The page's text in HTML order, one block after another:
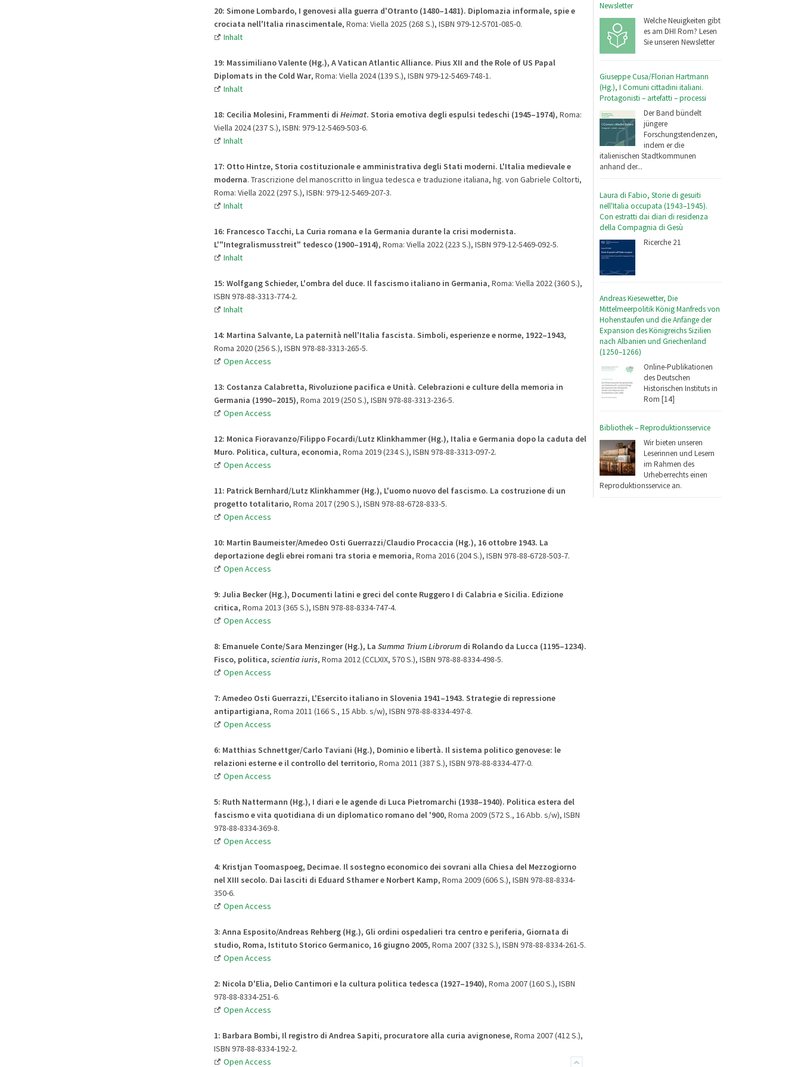
Newsletter
Welche Neuigkeiten gibt
es am DHI Rom? Lesen
Sie unseren Newsletter
Giuseppe Cusa/Florian Hartmann
(Hg.), I Comuni cittadini italiani.
Protagonisti – artefatti – processi
Der Band bündelt
jüngere
Forschungstendenzen,
indem er die
italienischen Stadtkommunen
anhand der...
Laura di Fabio, Storie di gesuiti
nell'Italia occupata (1943–1945).
Con estratti dai diari di residenza
della Compagnia di Gesù
Ricerche 21
Andreas Kiesewetter, Die
Mittelmeerpolitik König Manfreds von
Hohenstaufen und die Anfänge der
Expansion des Königreichs Sizilien
nach Albanien und Griechenland
(1250–1266)
Online-Publikationen
des Deutschen
Historischen Instituts in
Rom [14]
Bibliothek – Reproduktionsservice
Wir bieten unseren
Leserinnen und Lesern
im Rahmen des
Urheberrechts einen
Reproduktionsservice an.
20: Simone Lombardo, I genovesi alla guerra d'Otranto (1480–1481). Diplomazia informale, spie e
crociata nell'Italia rinascimentale, Roma: Viella 2025 (268 S.), ISBN 979-12-5701-085-0.
Inhalt
19: Massimiliano Valente (Hg.), A Vatican Atlantic Alliance. Pius XII and the Role of US Papal
Diplomats in the Cold War, Roma: Viella 2024 (139 S.), ISBN 979-12-5469-748-1.
Inhalt
18: Cecilia Molesini, Frammenti di Heimat. Storia emotiva degli espulsi tedeschi (1945–1974), Roma:
Viella 2024 (237 S.), ISBN: 979-12-5469-503-6.
Inhalt
17: Otto Hintze, Storia costituzionale e amministrativa degli Stati moderni. L'Italia medievale e
moderna. Trascrizione del manoscritto in lingua tedesca e traduzione italiana, hg. von Gabriele Coltorti,
Roma: Viella 2022 (297 S.), ISBN: 979-12-5469-207-3.
Inhalt
16: Francesco Tacchi, La Curia romana e la Germania durante la crisi modernista.
L'"Integralismusstreit" tedesco (1900–1914), Roma: Viella 2022 (223 S.), ISBN 979-12-5469-092-5.
Inhalt
15: Wolfgang Schieder, L'ombra del duce. Il fascismo italiano in Germania, Roma: Viella 2022 (360 S.),
ISBN 978-88-3313-774-2.
Inhalt
14: Martina Salvante, La paternità nell'Italia fascista. Simboli, esperienze e norme, 1922–1943,
Roma 2020 (256 S.), ISBN 978-88-3313-265-5.
Open Access
13: Costanza Calabretta, Rivoluzione pacifica e Unità. Celebrazioni e culture della memoria in
Germania (1990–2015), Roma 2019 (250 S.), ISBN 978-88-3313-236-5.
Open Access
12: Monica Fioravanzo/Filippo Focardi/Lutz Klinkhammer (Hg.), Italia e Germania dopo la caduta del
Muro. Politica, cultura, economia, Roma 2019 (234 S.), ISBN 978-88-3313-097-2.
Open Access
11: Patrick Bernhard/Lutz Klinkhammer (Hg.), L'uomo nuovo del fascismo. La costruzione di un
progetto totalitario, Roma 2017 (290 S.), ISBN 978-88-6728-833-5.
Open Access
10: Martin Baumeister/Amedeo Osti Guerrazzi/Claudio Procaccia (Hg.), 16 ottobre 1943. La
deportazione degli ebrei romani tra storia e memoria, Roma 2016 (204 S.), ISBN 978-88-6728-503-7.
Open Access
9: Julia Becker (Hg.), Documenti latini e greci del conte Ruggero I di Calabria e Sicilia. Edizione
critica, Roma 2013 (365 S.), ISBN 978-88-8334-747-4.
Open Access
8: Emanuele Conte/Sara Menzinger (Hg.), La Summa Trium Librorumdi Rolando da Lucca (1195–1234).
Fisco, politica, scientia iuris, Roma 2012 (CCLXIX, 570 S.), ISBN 978-88-8334-498-5.
Open Access
7: Amedeo Osti Guerrazzi, L'Esercito italiano in Slovenia 1941–1943. Strategie di repressione
antipartigiana, Roma 2011 (166 S., 15 Abb. s/w), ISBN 978-88-8334-497-8.
Open Access
6: Matthias Schnettger/Carlo Taviani (Hg.), Dominio e libertà. Il sistema politico genovese: le
relazioni esterne e il controllo del territorio, Roma 2011 (387 S.), ISBN 978-88-8334-477-0.
Open Access
5: Ruth Nattermann (Hg.), I diari e le agende di Luca Pietromarchi (1938–1940). Politica estera del
fascismo e vita quotidiana di un diplomatico romano del '900, Roma 2009 (572 S., 16 Abb. s/w), ISBN
978-88-8334-369-8.
Open Access
4: Kristjan Toomaspoeg, Decimae. Il sostegno economico dei sovrani alla Chiesa del Mezzogiorno
nel XIII secolo. Dai lasciti di Eduard Sthamer e Norbert Kamp, Roma 2009 (606 S.), ISBN 978-88-8334-
350-6.
Open Access
3: Anna Esposito/Andreas Rehberg (Hg.), Gli ordini ospedalieri tra centro e periferia, Giornata di
studio, Roma, Istituto Storico Germanico, 16 giugno 2005, Roma 2007 (332 S.), ISBN 978-88-8334-261-5.
Open Access
2: Nicola D'Elia, Delio Cantimori e la cultura politica tedesca (1927–1940), Roma 2007 (160 S.), ISBN
978-88-8334-251-6.
Open Access
1: Barbara Bombi, Il registro di Andrea Sapiti, procuratore alla curia avignonese, Roma 2007 (412 S.),
ISBN 978-88-8334-192-2.
Open Access